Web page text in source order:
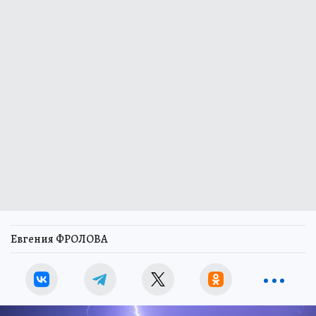
Евгения ФРОЛОВА